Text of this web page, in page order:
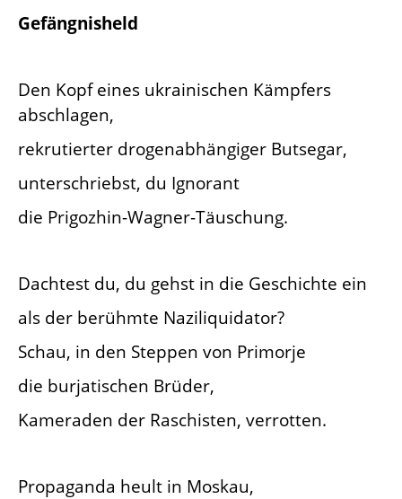
Gefängnisheld
Den Kopf eines ukrainischen Kämpfers
abschlagen,
rekrutierter drogenabhängiger Butsegar,
unterschriebst, du Ignorant
die Prigozhin-Wagner-Täuschung.
Dachtest du, du gehst in die Geschichte ein
als der berühmte Naziliquidator?
Schau, in den Steppen von Primorje
die burjatischen Brüder,
Kameraden der Raschisten, verrotten.
Propaganda heult in Moskau,